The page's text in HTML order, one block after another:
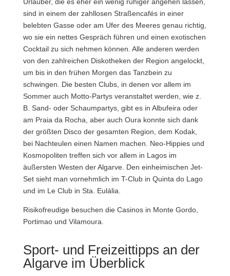
sind in einem der zahllosen Straßencafés in einer
belebten Gasse oder am Ufer des Meeres genau richtig,
wo sie ein nettes Gespräch führen und einen exotischen
Cocktail zu sich nehmen können. Alle anderen werden
von den zahlreichen Diskotheken der Region angelockt,
um bis in den frühen Morgen das Tanzbein zu
schwingen. Die besten Clubs, in denen vor allem im
Sommer auch Motto-Partys veranstaltet werden, wie z.
B. Sand- oder Schaumpartys, gibt es in Albufeira oder
am Praia da Rocha, aber auch Oura konnte sich dank
der größten Disco der gesamten Region, dem Kodak,
bei Nachteulen einen Namen machen. Neo-Hippies und
Kosmopoliten treffen sich vor allem in Lagos im
äußersten Westen der Algarve. Den einheimischen Jet-
Set sieht man vornehmlich im T-Club in Quinta do Lago
und im Le Club in Sta. Eulália.
Risikofreudige besuchen die Casinos in Monte Gordo,
Portimao und Vilamoura.
Sport- und Freizeittipps an der
Algarve im Überblick